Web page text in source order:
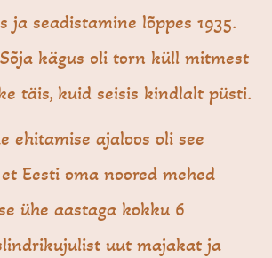
ja seadistamine lõppes 1935.
kägus oli torn küll mitmest
täis, kuid seisis kindlalt püsti.
ehitamise ajaloos oli see
Eesti oma noored mehed
ühe aastaga kokku 6
uut majakat ja